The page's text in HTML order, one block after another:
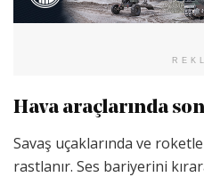
Hava araçlarında
Savaş uçaklarında ve
rastlanır. Ses bariyerini